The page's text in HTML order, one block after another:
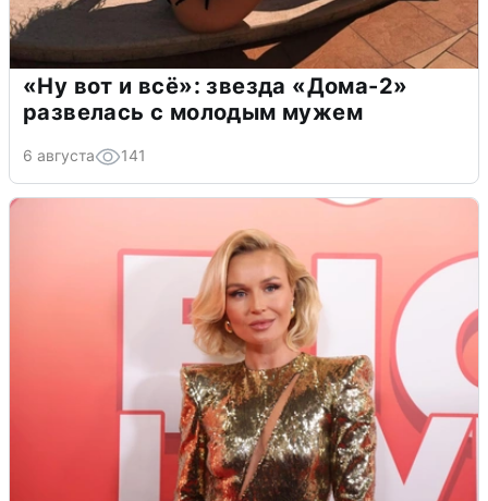
«Ну вот и всё»: звезда «Дома-2»
развелась с молодым мужем
6 августа 141